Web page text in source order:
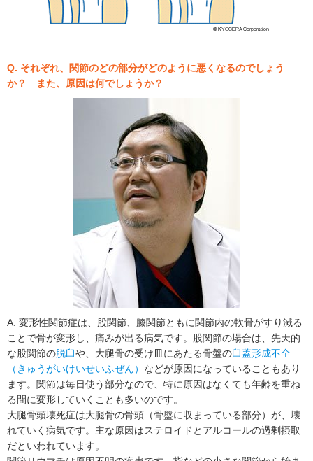
Q. それぞれ、関節のどの部分がどのように悪くなるのでしょう
か？ また、原因は何でしょうか？
A. 変形性関節症は、股関節、膝関節ともに関節内の軟骨がすり減る
ことで骨が変形し、痛みが出る病気です。股関節の場合は、先天的
な股関節の脱臼や、大腿骨の受け皿にあたる骨盤の臼蓋形成不全
（きゅうがいけいせいふぜん） などが原因になっていることもあり
ます。関節は毎日使う部分なので、特に原因はなくても年齢を重ね
る間に変形していくことも多いのです。
大腿骨頭壊死症は大腿骨の骨頭（骨盤に収まっている部分）が、壊
れていく病気です。主な原因はステロイドとアルコールの過剰摂取
だといわれています。